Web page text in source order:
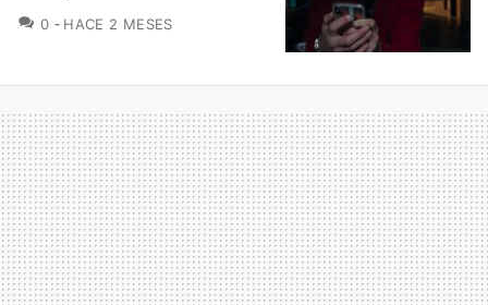
0 COMENTARIOS
HACE 2 MESES